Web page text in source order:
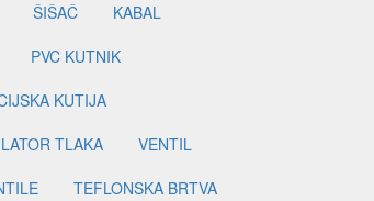
ŠIŠAČ
KABAL
PVC KUTNIK
KUTIJA
TLAKA
VENTIL
TEFLONSKA BRTVA